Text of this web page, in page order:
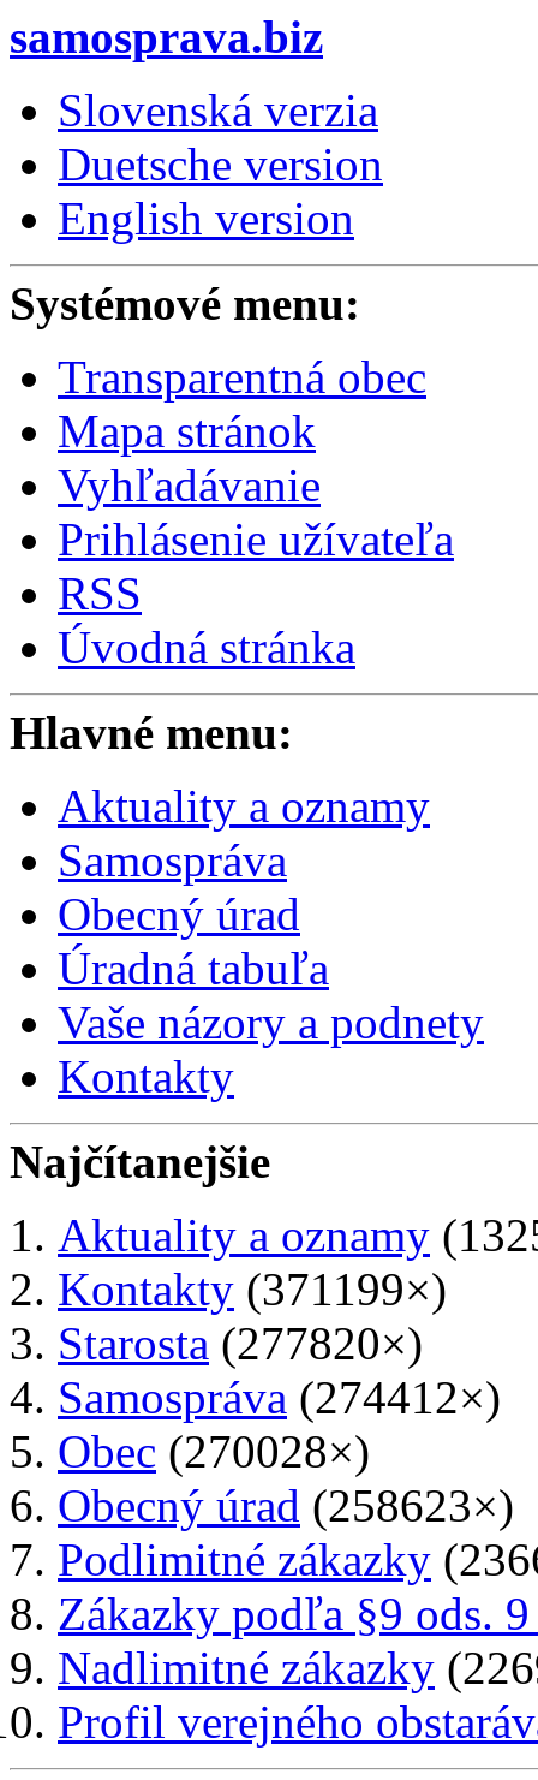
samosprava.biz
Slovenská verzia
Duetsche version
English version
Systémové menu:
Transparentná obec
Mapa stránok
Vyhľadávanie
Prihlásenie užívateľa
RSS
Úvodná stránka
Hlavné menu:
Aktuality a oznamy
Samospráva
Obecný úrad
Úradná tabuľa
Vaše názory a podnety
Kontakty
Najčítanejšie
Aktuality a oznamy
Kontakty (371199×)
Starosta (277820×)
Samospráva (274412×)
Obec (270028×)
Obecný úrad (258623×)
Podlimitné zákazky
Zákazky podľa §9 ods.
Nadlimitné zákazky
Profil verejného